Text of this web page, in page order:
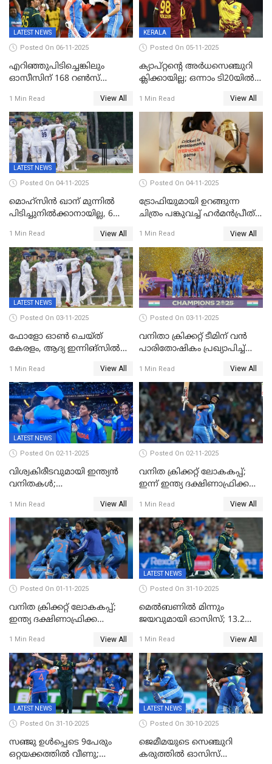
LATEST NEWS
Posted On 06-11-2025
എറിഞ്ഞുപിടിച്ചെങ്കിലും
ഓസീസിന് 168 റൺസ്
1 Min Read View All
KERALA
Posted On 05-11-2025
ക്യാപ്റ്റന്റെ അർധസെഞ്ചുറി
ക്ലിക്കായില്ല; ഒന്നാം ടി20യിൽ
വിൻഡീസിന് ജയം
1 Min Read View All
LATEST NEWS
Posted On 04-11-2025
മൊഹ്സിൻ ഖാന് മുന്നിൽ
പിടിച്ചുനിൽക്കാനായില്ല, 6
കേരളത്തിന് ഇന്നിംഗ്സ്
തോല്‍വി
1 Min Read View All
Posted On 04-11-2025
ട്രോഫിയുമായി ഉറങ്ങുന്ന
ചിത്രം പങ്കുവച്ച് ഹര്‍മന്‍പ്രീത്
1 Min Read View All
LATEST NEWS
Posted On 03-11-2025
ഫോളോ ഓൺ ചെയ്ത്
കേരളം, ആദ്യ ഇന്നിങ്സിൽ
രഞ്ജിയിൽ കർണാടകയ്ക്ക്
കൂറ്റൻ ലീഡ്
1 Min Read View All
Posted On 03-11-2025
വനിതാ ക്രിക്കറ്റ് ടീമിന് വൻ
പാരിതോഷികം പ്രഖ്യാപിച്ച്
1 Min Read View All
LATEST NEWS
Posted On 02-11-2025
വിശ്വകിരീടവുമായി ഇന്ത്യൻ
വനിതകൾ;
ഇന്ത്യയ്ക്ക് വനിതാ ക്രിക്കറ്റ്
ലോകകപ്പ്
1 Min Read View All
Posted On 02-11-2025
വനിത ക്രിക്കറ്റ് ലോകകപ്പ്;
ഇന്ന് ഇന്ത്യ ദക്ഷിണാഫ്രിക്ക
1 Min Read View All
Posted On 01-11-2025
വനിത ക്രിക്കറ്റ് ലോകകപ്പ്;
ഇന്ത്യ ദക്ഷിണാഫ്രിക്ക
1 Min Read View All
LATEST NEWS
Posted On 31-10-2025
മെൽബണിൽ മിന്നും
ജയവുമായി ഓസിസ്; 13.2
പരമ്പരയിൽ ലീഡ്
1 Min Read View All
LATEST NEWS
Posted On 31-10-2025
സഞ്ജു ഉൾപ്പെടെ 9പേരും
ഒറ്റയക്കത്തിൽ വീണു;
LATEST NEWS
Posted On 30-10-2025
ജെമീമയുടെ സെഞ്ചുറി
കരുത്തിൽ ഓസിസ്